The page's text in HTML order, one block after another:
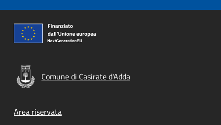
Comune di Casirate d'Adda
Footer menu
Area riservata